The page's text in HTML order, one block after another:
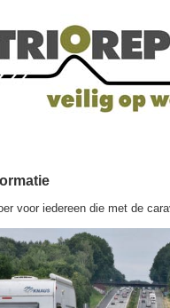
voor iedereen die met de